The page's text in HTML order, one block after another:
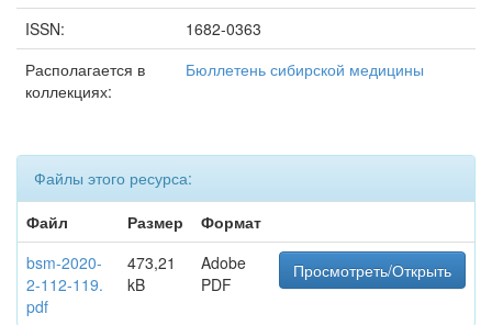
ISSN:
1682-0363
Располагается в
коллекциях:
Бюллетень сибирской медицины
Файлы этого ресурса:
Файл
Размер
Формат
bsm-2020-
2-112-119.
pdf
473,21
kB
Adobe
PDF
Просмотреть/Открыть